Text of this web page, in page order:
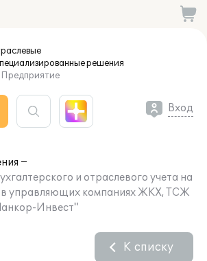
решения
Вход
и отраслевого учета на
в управляющих компаниях ЖКХ, ТСЖ
Инвест"
К списку